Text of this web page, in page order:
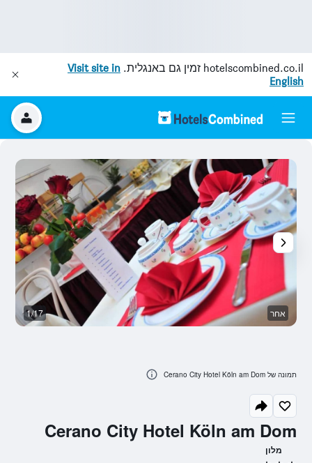
hotelscombined.co.il זמין גם באנגלית. Visit site in
English
Cerano City Hotel Köln am Dom
מלון
אחר 1/17
תמונה של Cerano City Hotel Köln am Dom